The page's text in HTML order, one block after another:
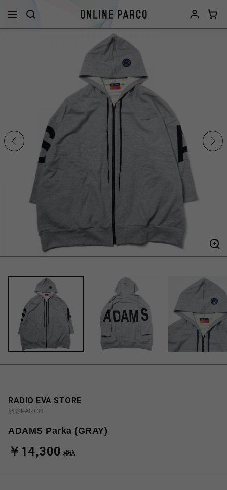
RADIO EVA STORE
渋谷PARCO
ADAMS Parka (GRAY)
￥14,300 税込